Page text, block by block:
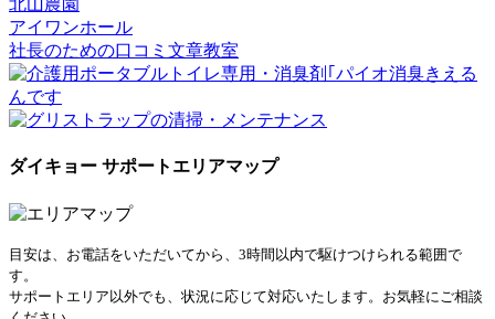
北山農園
アイワンホール
社長のための口コミ文章教室
ダイキョー サポートエリアマップ
目安は、お電話をいただいてから、3時間以内で駆けつけられる範囲で
す。
サポートエリア以外でも、状況に応じて対応いたします。お気軽にご相談